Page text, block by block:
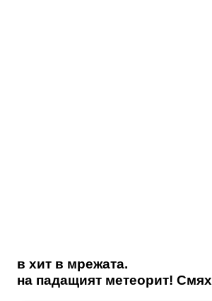
в хит в мрежата.
на падащият метеорит! Смях